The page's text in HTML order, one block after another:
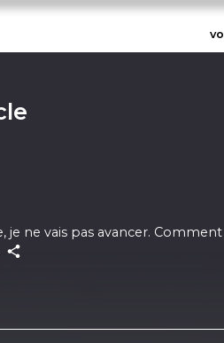
je ne vais pas avancer.